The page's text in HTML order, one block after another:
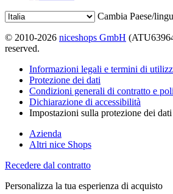
Cambia Paese/
© 2010-2026 niceshops GmbH
reserved.
Informazioni legali e termini di
Protezione dei dati
Condizioni generali di contratto e
Dichiarazione di accessibilità
Impostazioni sulla protezione dei dati
Azienda
Altri nice Shops
Recedere dal contratto
Personalizza la tua esperienza di acquisto